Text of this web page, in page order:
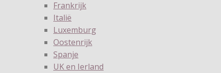
Frankrijk
Italië
Luxemburg
Oostenrijk
Spanje
UK en Ierland